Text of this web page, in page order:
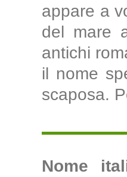
appare a
del mare
antichi
il nome
scaposa.
Nome